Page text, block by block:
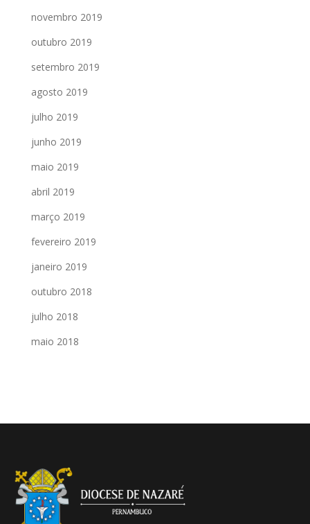
novembro 2019
outubro 2019
setembro 2019
agosto 2019
julho 2019
junho 2019
maio 2019
abril 2019
março 2019
fevereiro 2019
janeiro 2019
outubro 2018
julho 2018
maio 2018